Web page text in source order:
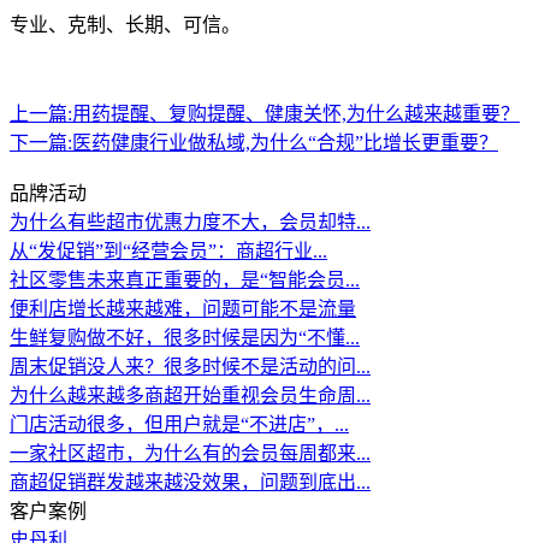
专业、克制、长期、可信。
上一篇:用药提醒、复购提醒、健康关怀,为什么越来越重要？
下一篇: 医药健康行业做私域,为什么“合规”比增长更重要？
品牌活动
为什么有些超市优惠力度不大，会员却特...
从“发促销”到“经营会员”：商超行业...
社区零售未来真正重要的，是“智能会员...
便利店增长越来越难，问题可能不是流量
生鲜复购做不好，很多时候是因为“不懂...
周末促销没人来？很多时候不是活动的问...
为什么越来越多商超开始重视会员生命周...
门店活动很多，但用户就是“不进店”，...
一家社区超市，为什么有的会员每周都来...
商超促销群发越来越没效果，问题到底出...
客户案例